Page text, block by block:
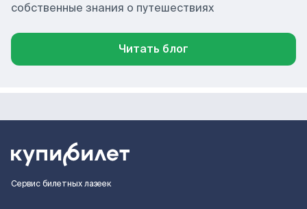
собственные знания о путешествиях
Читать блог
Сервис билетных лазеек